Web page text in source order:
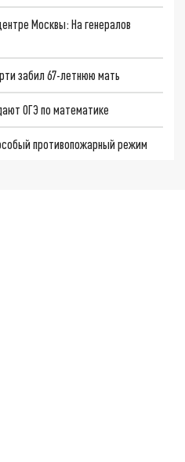
Москвы: На генералов
забил 67-летнюю мать
ОГЭ по математике
противопожарный режим